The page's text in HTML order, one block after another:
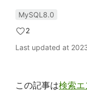
MySQL8.0
2
Last updated at
この記事は検索